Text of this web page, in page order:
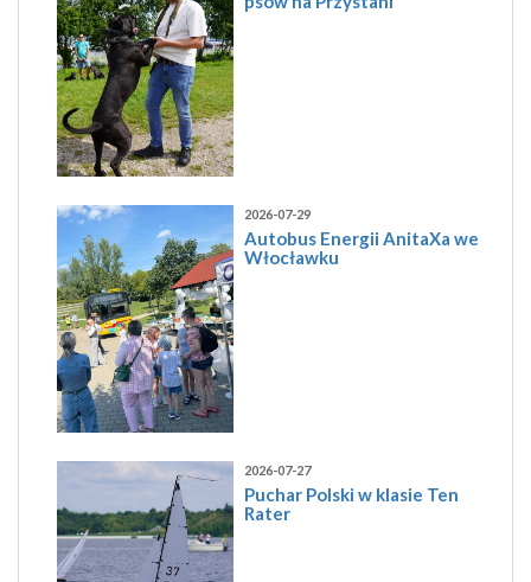
2026-07-29
Autobus Energii AnitaXa we
Włocławku
2026-07-27
Puchar Polski w klasie Ten
Rater